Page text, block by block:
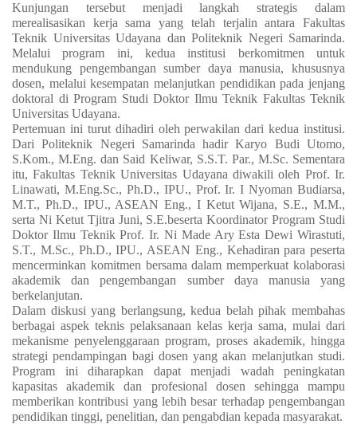
Kunjungan tersebut menjadi langkah strategis dalam
merealisasikan kerja sama yang telah terjalin antara Fakultas
Teknik Universitas Udayana dan Politeknik Negeri Samarinda.
Melalui program ini, kedua institusi berkomitmen untuk
mendukung pengembangan sumber daya manusia, khususnya
dosen, melalui kesempatan melanjutkan pendidikan pada jenjang
doktoral di Program Studi Doktor Ilmu Teknik Fakultas Teknik
Universitas Udayana.
Pertemuan ini turut dihadiri oleh perwakilan dari kedua institusi.
Dari Politeknik Negeri Samarinda hadir Karyo Budi Utomo,
S.Kom., M.Eng. dan Said Keliwar, S.S.T. Par., M.Sc. Sementara
itu, Fakultas Teknik Universitas Udayana diwakili oleh Prof. Ir.
Linawati, M.Eng.Sc., Ph.D., IPU., Prof. Ir. I Nyoman Budiarsa,
M.T., Ph.D., IPU., ASEAN Eng., I Ketut Wijana, S.E., M.M.,
serta Ni Ketut Tjitra Juni, S.E.beserta Koordinator Program Studi
Doktor Ilmu Teknik Prof. Ir. Ni Made Ary Esta Dewi Wirastuti,
S.T., M.Sc., Ph.D., IPU., ASEAN Eng., Kehadiran para peserta
mencerminkan komitmen bersama dalam memperkuat kolaborasi
akademik dan pengembangan sumber daya manusia yang
berkelanjutan.
Dalam diskusi yang berlangsung, kedua belah pihak membahas
berbagai aspek teknis pelaksanaan kelas kerja sama, mulai dari
mekanisme penyelenggaraan program, proses akademik, hingga
strategi pendampingan bagi dosen yang akan melanjutkan studi.
Program ini diharapkan dapat menjadi wadah peningkatan
kapasitas akademik dan profesional dosen sehingga mampu
memberikan kontribusi yang lebih besar terhadap pengembangan
pendidikan tinggi, penelitian, dan pengabdian kepada masyarakat.